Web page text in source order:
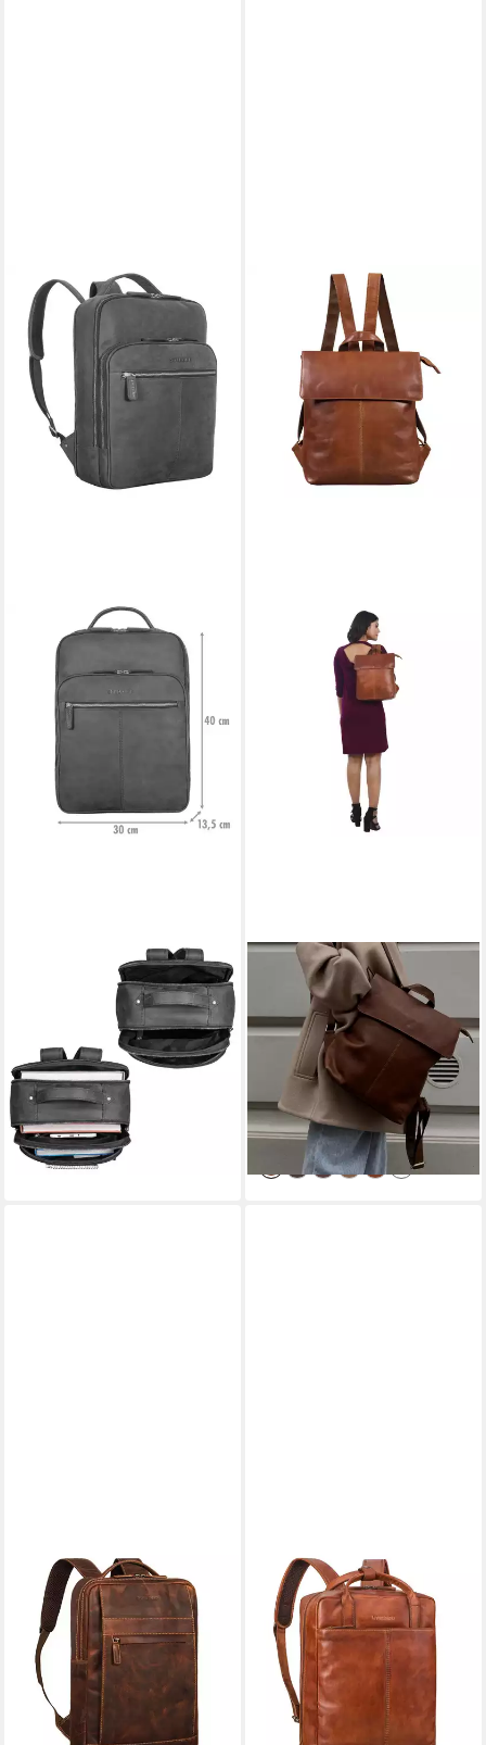
Notebook-Rucksack "Pietro"
Business Lederrucksack Groß
189,90 €
-16%
lieferbar - in 2-3 Werktagen bei dir
STILORD
Notebook-Rucksack "Charlie"
Vintage Lederrucksack Braun
Damen Herren 13,3 Zoll
Echtleder
129,90 €
-13%
lieferbar - in 2-3 Werktagen bei dir